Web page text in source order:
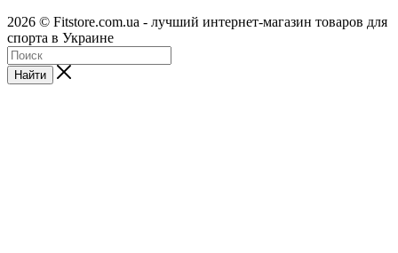
2026 © Fitstore.com.ua - лучший интернет-магазин товаров для
спорта в Украине
Найти